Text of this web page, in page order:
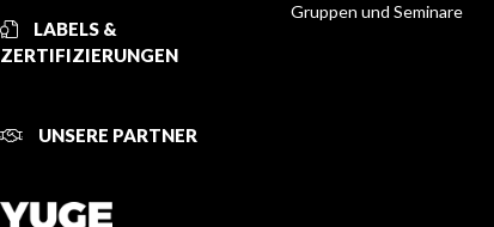
LABELS &
ZERTIFIZIERUNGEN
UNSERE PARTNER
Gruppen und Seminare